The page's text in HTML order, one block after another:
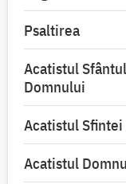
Psaltirea
Acatistul
Domnului
Acatistul Sfintei
Acatistul